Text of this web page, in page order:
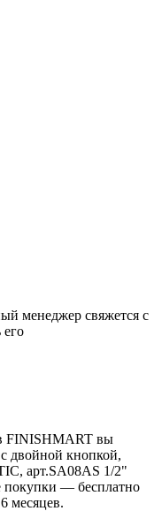
менеджер свяжется с
FINISHMART вы
двойной кнопкой,
арт.SA08AS 1/2"
покупки — бесплатно
месяцев.